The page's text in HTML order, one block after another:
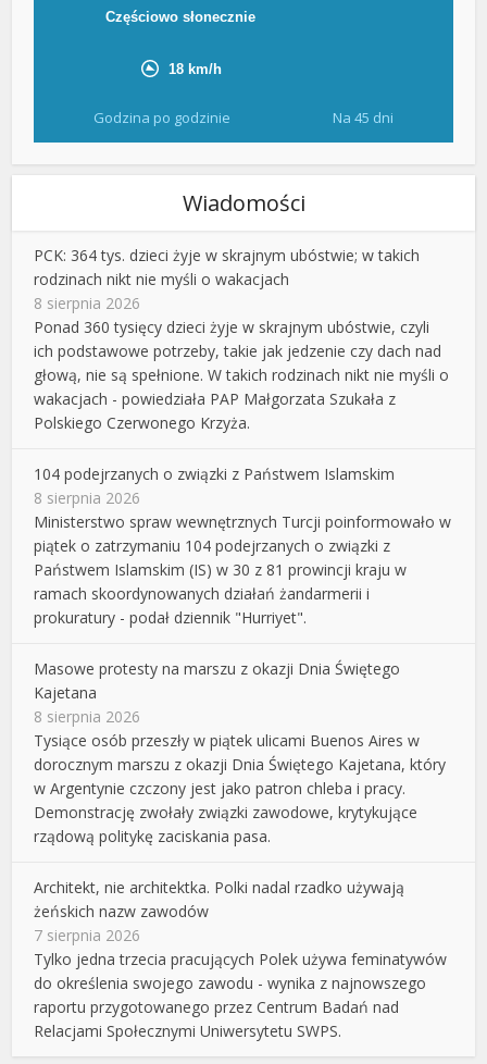
Godzina po godzinie Na 45 dni
Wiadomości
PCK: 364 tys. dzieci żyje w skrajnym ubóstwie; w takich
rodzinach nikt nie myśli o wakacjach
8 sierpnia 2026
Ponad 360 tysięcy dzieci żyje w skrajnym ubóstwie, czyli
ich podstawowe potrzeby, takie jak jedzenie czy dach nad
głową, nie są spełnione. W takich rodzinach nikt nie myśli o
wakacjach - powiedziała PAP Małgorzata Szukała z
Polskiego Czerwonego Krzyża.
104 podejrzanych o związki z Państwem Islamskim
8 sierpnia 2026
Ministerstwo spraw wewnętrznych Turcji poinformowało w
piątek o zatrzymaniu 104 podejrzanych o związki z
Państwem Islamskim (IS) w 30 z 81 prowincji kraju w
ramach skoordynowanych działań żandarmerii i
prokuratury - podał dziennik "Hurriyet".
Masowe protesty na marszu z okazji Dnia Świętego
Kajetana
8 sierpnia 2026
Tysiące osób przeszły w piątek ulicami Buenos Aires w
dorocznym marszu z okazji Dnia Świętego Kajetana, który
w Argentynie czczony jest jako patron chleba i pracy.
Demonstrację zwołały związki zawodowe, krytykujące
rządową politykę zaciskania pasa.
Architekt, nie architektka. Polki nadal rzadko używają
żeńskich nazw zawodów
7 sierpnia 2026
Tylko jedna trzecia pracujących Polek używa feminatywów
do określenia swojego zawodu - wynika z najnowszego
raportu przygotowanego przez Centrum Badań nad
Relacjami Społecznymi Uniwersytetu SWPS.